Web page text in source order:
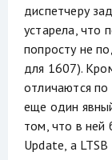
диспетчеру
устарела, что
попросту не
для 1607).
отличаются
еще один
том, что в ней
Update, а